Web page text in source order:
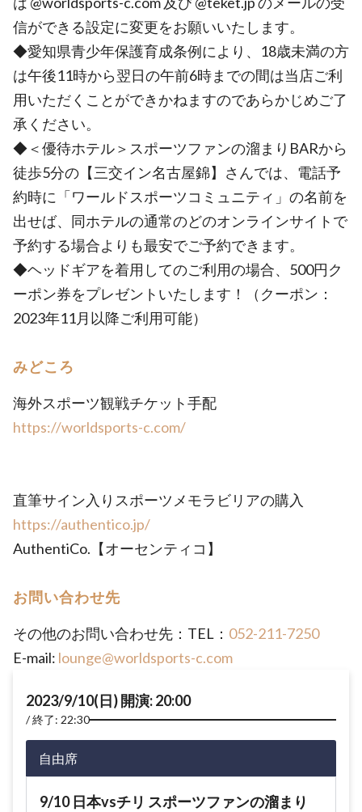
信ができる設定に変更をお願いいたします。
◆愛知県青少年保護育成条例により、18歳未満の方
は午後11時から翌日の午前6時までの間は当店ご利
用いただくことができかねますのであらかじめご了
承ください。
◆＜優待ホテル＞スポーツファンの溜まりBARから
徒歩5分の【三交イン名古屋錦】さんでは、電話予
約時に「ワールドスポーツコミュニティ」の名前を
出せば、同ホテルの通常のどのオンラインサイトで
予約する場合よりも最安でご予約できます。
◆ヘッドギアを着用してのご利用の場合、500円ク
ーポン券をプレゼントいたします！（クーポン：
2023年11月以降ご利用可能）
みどころ
海外スポーツ観戦チケット手配
https://worldsports-c.com/
直筆サイン入りスポーツメモラビリアの購入
https://authentico.jp/
AuthentiCo.【オーセンティコ】
お問い合わせ先
その他のお問い合わせ先：TEL： 052-211-7250
E-mail: lounge@worldsports-c.com
2023/9/10(日) 開演: 20:00
終了: 22:30
自由席
9/10 日本vsチリ スポーツファンの溜まり